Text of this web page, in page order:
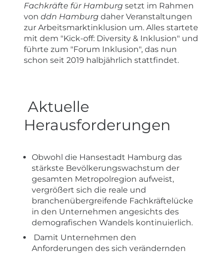
Fachkräfte für Hamburg setzt im Rahmen
von ddn Hamburg daher Veranstaltungen
zur Arbeitsmarktinklusion um. Alles startete
mit dem "Kick-off: Diversity & Inklusion" und
führte zum "Forum Inklusion", das nun
schon seit 2019 halbjährlich stattfindet.
Aktuelle
Herausforderungen
Obwohl die Hansestadt Hamburg das
stärkste Bevölkerungswachstum der
gesamten Metropolregion aufweist,
vergrößert sich die reale und
branchenübergreifende Fachkräftelücke
in den Unternehmen angesichts des
demografischen Wandels kontinuierlich.
Damit Unternehmen den
Anforderungen des sich verändernden